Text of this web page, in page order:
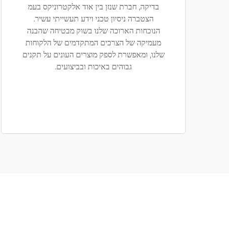
בדיקה, חברת שנזן בין אוד אלקטרוניקס בעמ
הצטברה ניסיון טכני וידע תעשייתי עשיר.
הנוכחות הארוכה שלנו בשוק מבטיחה שהבנה
מעמיקה של הצרכים המתקדמים של הלקוחות
שלנו, ומאפשרת לספק מוצרים העונים על תקנים
גבוהים באיכות ובביצועים.